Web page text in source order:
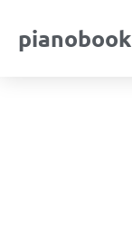
pianobook